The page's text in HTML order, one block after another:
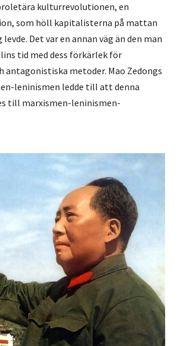
kulturrevolutionen, en
som höll kapitalisterna på mattan
levde. Det var en annan väg än den man
tid med dess förkärlek för
antagonistiska metoder. Mao Zedongs
leninismen ledde till att denna
till marxismen-leninismen-